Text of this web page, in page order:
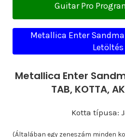
Guitar Pro
Metallica Enter
Letöltés
Metallica Enter
TAB, KOTTA,
Kotta típusa:
(Általában egy zeneszám minden